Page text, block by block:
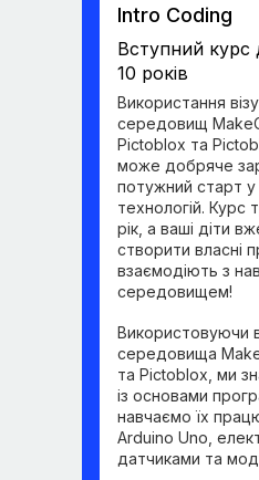
Intro Coding
Вступний курс
10 років
Використання
середовищ
Pictoblox та
може добряче
потужний старт у
технологій. Курс
рік, а ваші діти
створити власні
взаємодіють з
середовищем!
Використовуючи
середовища
та Pictoblox, ми
із основами
навчаємо їх
Arduino Uno,
датчиками та